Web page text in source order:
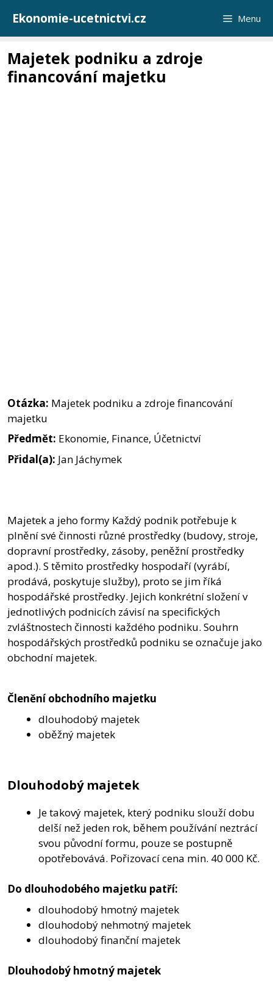
obsah
Ekonomie-ucetnictvi.cz Menu
Majetek podniku a zdroje
financování majetku
Otázka: Majetek podniku a zdroje financování
majetku
Předmět: Ekonomie, Finance, Účetnictví
Přidal(a): Jan Jáchymek
Majetek a jeho formy Každý podnik potřebuje k
plnění své činnosti různé prostředky (budovy, stroje,
dopravní prostředky, zásoby, peněžní prostředky
apod.). S těmito prostředky hospodaří (vyrábí,
prodává, poskytuje služby), proto se jim říká
hospodářské prostředky. Jejich konkrétní složení v
jednotlivých podnicích závisí na specifických
zvláštnostech činnosti každého podniku. Souhrn
hospodářských prostředků podniku se označuje jako
obchodní majetek.
Členění obchodního majetku
dlouhodobý majetek
oběžný majetek
Dlouhodobý majetek
Je takový majetek, který podniku slouží dobu
delší než jeden rok, během používání neztrácí
svou původní formu, pouze se postupně
opotřebovává. Pořizovací cena min. 40 000 Kč.
Do dlouhodobého majetku patří:
dlouhodobý hmotný majetek
dlouhodobý nehmotný majetek
dlouhodobý finanční majetek
Dlouhodobý hmotný majetek